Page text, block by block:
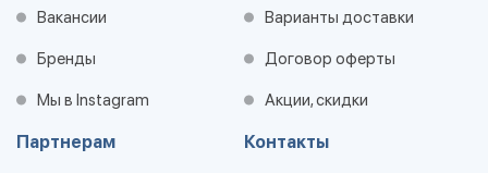
Вакансии
Бренды
Мы в Instagram
Варианты доставки
Договор оферты
Акции, скидки
Партнерам Контакты